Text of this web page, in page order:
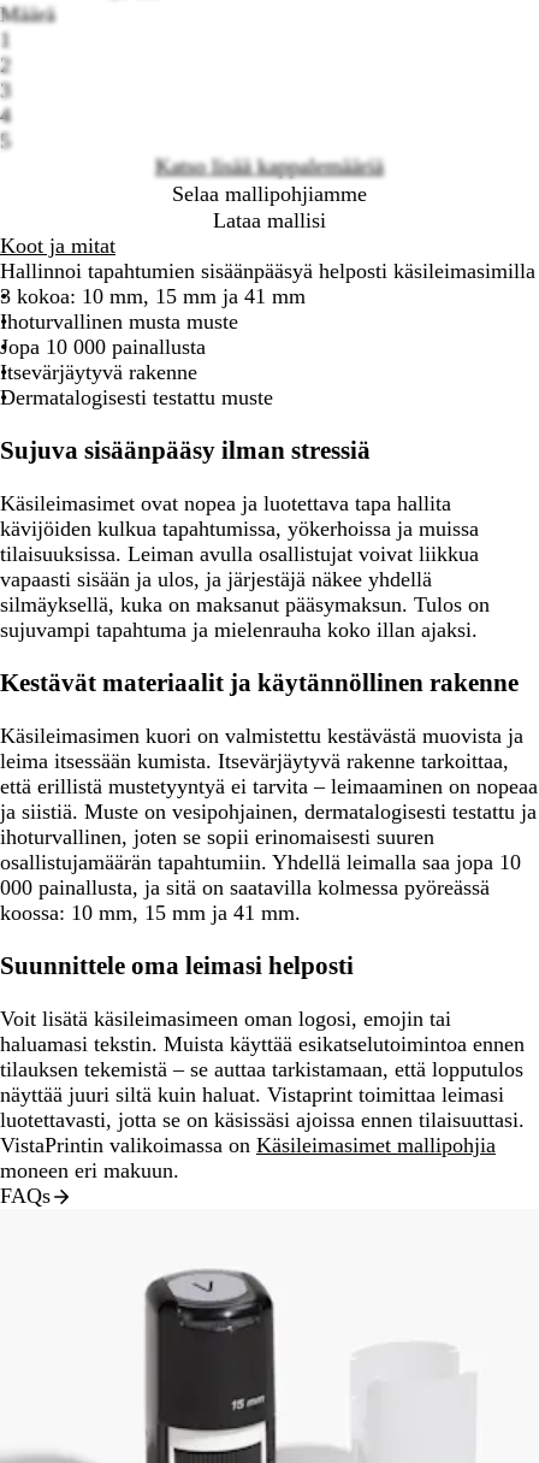
Määrä
1
2
3
4
5
Katso lisää kappalemääriä
Selaa mallipohjiamme
Lataa mallisi
Koot ja mitat
Hallinnoi tapahtumien sisäänpääsyä helposti käsileimasimilla
3 kokoa: 10 mm, 15 mm ja 41 mm
Ihoturvallinen musta muste
Jopa 10 000 painallusta
Itsevärjäytyvä rakenne
Dermatalogisesti testattu muste
Sujuva sisäänpääsy ilman stressiä
Käsileimasimet ovat nopea ja luotettava tapa hallita
kävijöiden kulkua tapahtumissa, yökerhoissa ja muissa
tilaisuuksissa. Leiman avulla osallistujat voivat liikkua
vapaasti sisään ja ulos, ja järjestäjä näkee yhdellä
silmäyksellä, kuka on maksanut pääsymaksun. Tulos on
sujuvampi tapahtuma ja mielenrauha koko illan ajaksi.
Kestävät materiaalit ja käytännöllinen rakenne
Käsileimasimen kuori on valmistettu kestävästä muovista ja
leima itsessään kumista. Itsevärjäytyvä rakenne tarkoittaa,
että erillistä mustetyyntyä ei tarvita – leimaaminen on nopeaa
ja siistiä. Muste on vesipohjainen, dermatalogisesti testattu ja
ihoturvallinen, joten se sopii erinomaisesti suuren
osallistujamäärän tapahtumiin. Yhdellä leimalla saa jopa 10
000 painallusta, ja sitä on saatavilla kolmessa pyöreässä
koossa: 10 mm, 15 mm ja 41 mm.
Suunnittele oma leimasi helposti
Voit lisätä käsileimasimeen oman logosi, emojin tai
haluamasi tekstin. Muista käyttää esikatselutoimintoa ennen
tilauksen tekemistä – se auttaa tarkistamaan, että lopputulos
näyttää juuri siltä kuin haluat. Vistaprint toimittaa leimasi
luotettavasti, jotta se on käsissäsi ajoissa ennen tilaisuuttasi.
VistaPrintin valikoimassa on Käsileimasimet mallipohjia
moneen eri makuun.
FAQs